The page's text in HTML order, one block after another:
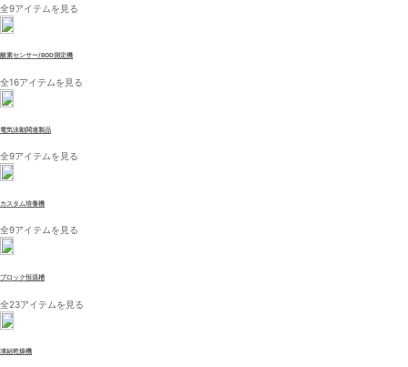
全9アイテムを見る
酸素センサー/BOD測定機
全16アイテムを見る
電気泳動関連製品
全9アイテムを見る
カスタム培養機
全9アイテムを見る
ブロック恒温槽
全23アイテムを見る
凍結乾燥機